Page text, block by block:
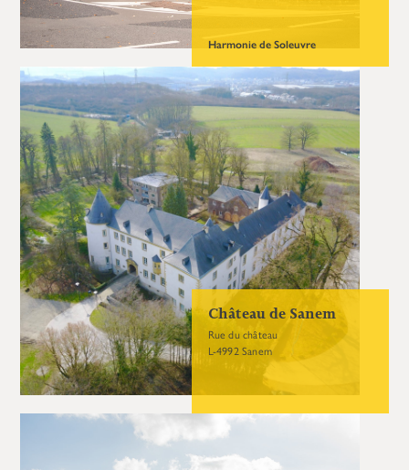
Harmonie de Soleuvre
Château de Sanem
Rue du château
L-4992 Sanem